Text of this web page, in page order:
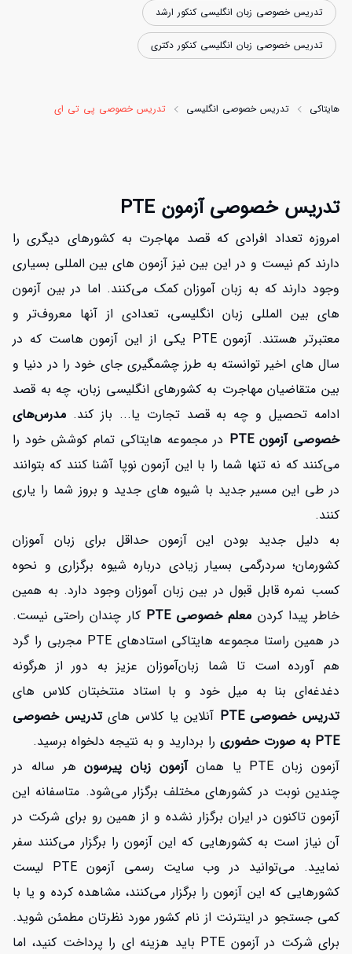
تدریس خصوصی زبان انگلیسی کنکور ارشد
تدریس خصوصی زبان انگلیسی کنکور دکتری
هایتاکی تدریس خصوصی انگلیسی تدریس خصوصی پی تی ای
تدریس خصوصی آزمون PTE
امروزه تعداد افرادی که قصد مهاجرت به کشورهای دیگری را
دارند کم نیست و در این بین نیز آزمون های بین المللی بسیاری
وجود دارند که به زبان آموزان کمک می‌کنند. اما در بین آزمون
های بین المللی زبان انگلیسی، تعدادی از آنها معروف‌تر و
معتبرتر هستند. آزمون PTE یکی از این آزمون هاست که در
سال های اخیر توانسته به طرز چشمگیری جای خود را در دنیا و
بین متقاضیان مهاجرت به کشورهای انگلیسی زبان، چه به قصد
ادامه تحصیل و چه به قصد تجارت یا... باز کند. مدرس‌های
خصوصی آزمون PTE
در مجموعه هایتاکی تمام کوشش خود را
می‌کنند که نه تنها شما را با این آزمون نوپا آشنا کنند که بتوانند
در طی این مسیر جدید با شیوه های جدید و بروز شما را یاری
کنند.
به دلیل جدید بودن این آزمون حداقل برای زبان آموزان
کشورمان؛ سردرگمی بسیار زیادی درباره شیوه برگزاری و نحوه
کسب نمره قابل قبول در بین زبان آموزان وجود دارد. به همین
خاطر پیدا کردن معلم خصوصی PTE
کار چندان راحتی نیست.
در همین راستا مجموعه هایتاکی استادهای PTE مجربی را گرد
هم آورده است تا شما زبان‌آموزان عزیز به دور از هرگونه
دغدغه‌ای بنا به میل خود و با استاد منتخبتان کلاس های
تدریس خصوصی PTE
آنلاین یا کلاس هایتدریس خصوصی
PTE به صورت حضوری
را بردارید و به نتیجه دلخواه برسید.
آزمون زبان PTE یا همان
آزمون زبان پیرسونهر ساله در
چندین نوبت در کشورهای مختلف برگزار می‌شود. متاسفانه این
آزمون تاکنون در ایران برگزار نشده و از همین رو برای شرکت در
آن نیاز است به کشورهایی که این آزمون را برگزار می‌کنند سفر
نمایید. می‌توانید در وب سایت رسمی آزمون PTE لیست
کشورهایی که این آزمون را برگزار می‌کنند، مشاهده کرده و یا با
کمی جستجو در اینترنت از نام کشور مورد نظرتان مطمئن شوید.
برای شرکت در آزمون PTE باید هزینه ای را پرداخت کنید، اما